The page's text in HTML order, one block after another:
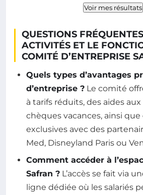
Voir mes résultats
QUESTIONS
ACTIVITÉS ET LE
COMITÉ D’ENTREPRISE
Quels types d’avantages
d’entreprise ? Le comité
à tarifs réduits, des aides
chèques vacances, ainsi que
exclusives avec des
Med, Disneyland Paris ou
Comment accéder à
Safran ? L’accès se fait via
ligne dédiée où les salariés